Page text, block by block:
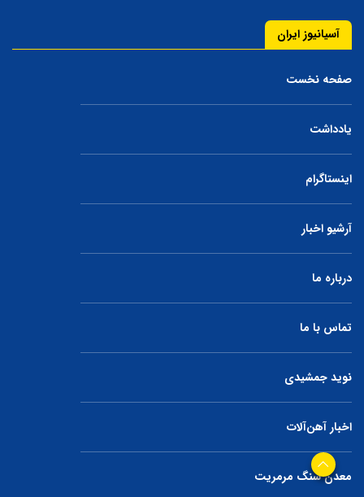
آسیانیوز ایران
صفحه نخست
یادداشت
اینستاگرام
آرشیو اخبار
درباره ما
تماس با ما
نوید جمشیدی
اخبار آهن‌آلات
معدن سنگ مرمریت